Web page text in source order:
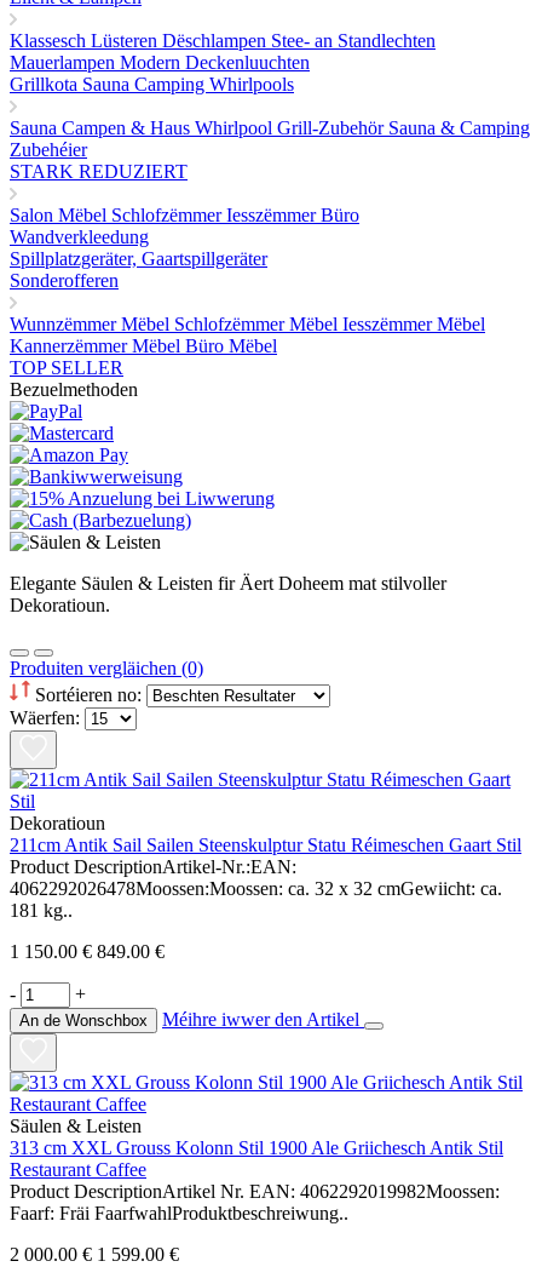
Klassesch Lüsteren Dëschlampen Stee- an Standlechten
Mauerlampen Modern Deckenluuchten
Grillkota Sauna Camping Whirlpools
Sauna Campen & Haus Whirlpool Grill-Zubehör Sauna & Camping
Zubehéier
STARK REDUZIERT
Salon Mëbel SchlofzëmmerIesszëmmerBüro
Wandverkleedung
Spillplatzgeräter, Gaartspillgeräter
Sonderofferen
Wunnzëmmer Mëbel Schlofzëmmer Mëbel Iesszëmmer Mëbel
Kannerzëmmer Mëbel Büro Mëbel
TOP SELLER
Bezuelmethoden
Elegante Säulen & Leisten fir Äert Doheem mat stilvoller
Dekoratioun.
Produiten vergläichen (0)
Sortéieren no:
Wäerfen:
Dekoratioun
211cm Antik Sail Sailen Steenskulptur Statu Réimeschen Gaart Stil
Product DescriptionArtikel-Nr.:EAN:
4062292026478Moossen:Moossen: ca. 32 x 32 cmGewiicht: ca.
181 kg..
1 150.00 € 849.00 €
- +
An de Wonschbox Méihre iwwer den Artikel
Säulen & Leisten
313 cm XXL Grouss Kolonn Stil 1900 Ale Griichesch Antik Stil
Restaurant Caffee
Product DescriptionArtikel Nr. EAN: 4062292019982Moossen:
Faarf: Fräi FaarfwahlProduktbeschreiwung..
2 000.00 € 1 599.00 €